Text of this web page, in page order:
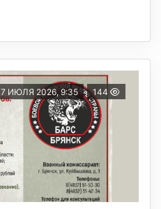
7 ИЮЛЯ 2026, 9:35 144